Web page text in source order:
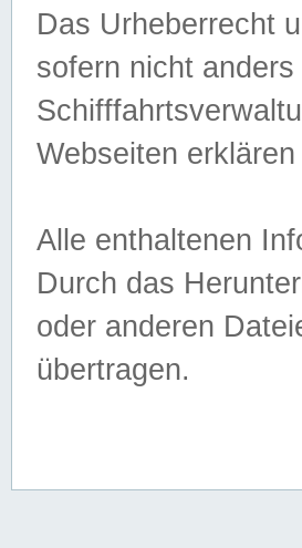
Das Urheberrecht
sofern nicht
Webseiten
Alle enthaltenen
Durch das
oder anderen
übertragen.